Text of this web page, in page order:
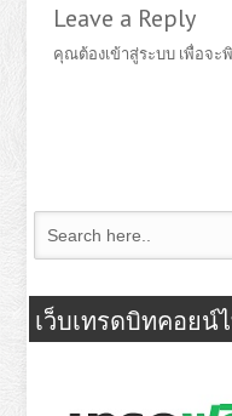
Leave a Reply
คุณต้องเข้าสู่ระบบ เพื่อจะ
เว็บเทรดบิทคอยน์